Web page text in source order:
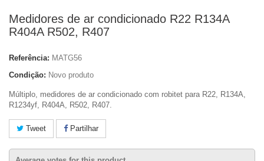
Medidores de ar condicionado R22 R134A
R404A R502, R407
Referência: MATG56
Condição: Novo produto
Múltiplo, medidores de ar condicionado com robitet para R22, R134A,
R1234yf, R404A, R502, R407.
Tweet Partilhar